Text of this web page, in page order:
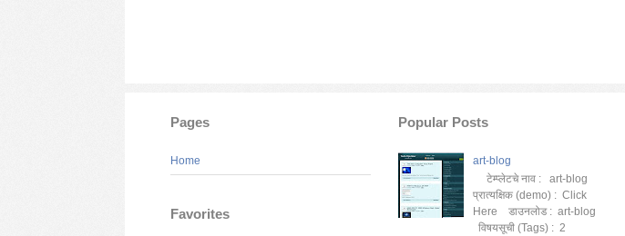
Pages
Home
Favorites
Popular Posts
art-blog
टेम्प्लेटचे नाव : art-blog
प्रात्यक्षिक (demo) : Click
Here डाउनलोड : art-blog
विषयसूची (Tags) : 2